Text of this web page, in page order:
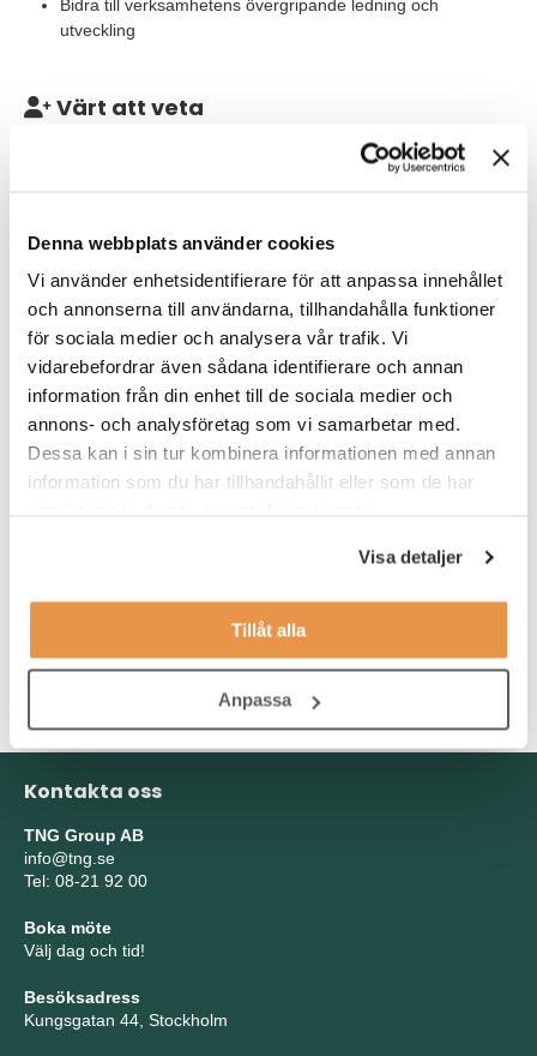
Denna webbplats använder cookies
Vi använder enhetsidentifierare för att anpassa innehållet
och annonserna till användarna, tillhandahålla funktioner
för sociala medier och analysera vår trafik. Vi
vidarebefordrar även sådana identifierare och annan
information från din enhet till de sociala medier och
annons- och analysföretag som vi samarbetar med.
Dessa kan i sin tur kombinera informationen med annan
information som du har tillhandahållit eller som de har
Visa detaljer
Tillåt alla
Anpassa
Bidra till verksamhetens övergripande ledning och
utveckling
Värt att veta
Uppdraget är på heltid och planeras pågå under cirka ett år.
Arbetet sker huvudsakligen dagtid och viss flexibilitet finns
Våra förväntningar
Vi söker dig som har relevant akademisk utbildning eller
motsvarande erfarenhet. Du har erfarenhet av både strategiskt
och operativt arbete inom gatu-och parkverksamhet. Har du
dessutom tidigare arbetat inom en politiskt styrd organisation är
det ett stort plus!
kommunikativ och strukturerad. Du har lätt för att skapa
eget driv och förmågan att snabbt sätta dig in i nya
Kontakta oss
TNG Group AB
info@tng.se
Tel: 08-21 92 00
Boka möte
Välj dag och tid!
Besöksadress
Kungsgatan 44, Stockholm